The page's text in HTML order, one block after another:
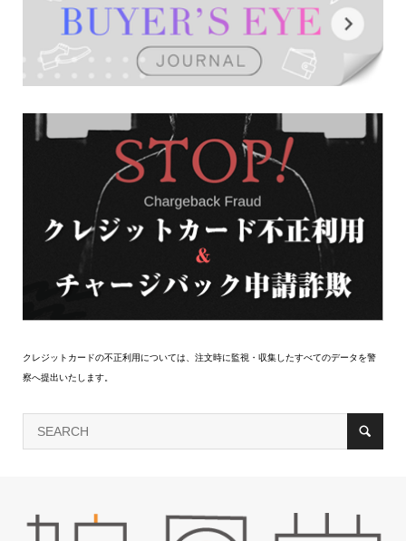
クレジットカードの不正利用については、注文時に監視・収集したすべてのデータを警
察へ提出いたします。